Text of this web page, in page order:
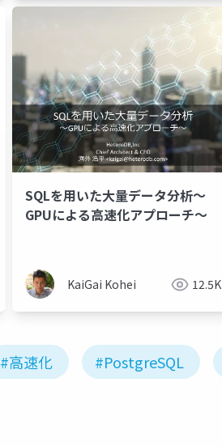
SQLを用いた大量データ分析～
GPUによる高速化アプローチ～
KaiGai Kohei 12.5K
#高速化 #PostgreSQL